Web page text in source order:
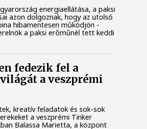
energiaellátása, a paksi
azon dolgoznak, hogy az utolsó
hibamentesen működjön -
a paksi erőműnél tett keddi
fedezik fel a
a veszprémi
kreatív feladatok és sok-sok
a veszprémi Tinker
Balassa Marietta, a központ